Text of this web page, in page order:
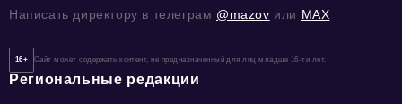
Написать директору в телеграм @mazov или MAX
16+ Сайт может содержать контент, не предназначенный для лиц младше 16-ти лет.
Региональные редакции